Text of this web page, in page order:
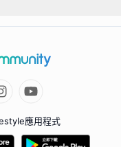
應用程式